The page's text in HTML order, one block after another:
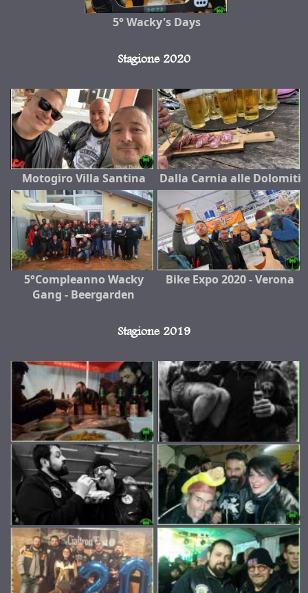
5° Wacky's Days
Stagione 2020
Motogiro Villa Santina Dalla Carnia alle Dolomiti
5°Compleanno Wacky
Gang - Beergarden
Bike Expo 2020 - Verona
Stagione 2019